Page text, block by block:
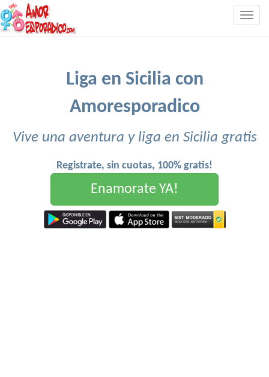
Liga en Sicilia con
Amoresporadico
Vive una aventura y liga en Sicilia gratis
Registrate, sin cuotas, 100% gratis!
Enamorate YA!